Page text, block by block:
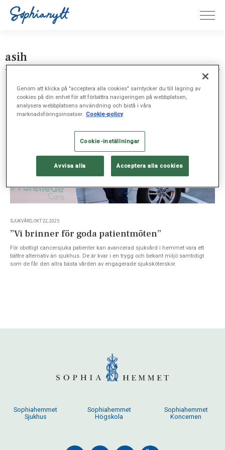
asih
SJUKVÅRD, OKT 22, 2025
”Vi brinner för goda patientmöten”
För obotligt cancersjuka patienter kan avancerad sjukvård i hemmet vara ett
bättre alternativ än sjukhus. De är kvar i en trygg och bekant miljö samtidigt
som de får den allra bästa vården av engagerade sjuksköterskor.
Sophiahemmet
Sjukhus
Sophiahemmet
Högskola
Sophiahemmet
Koncernen
Genom att klicka på "acceptera alla cookies" samtycker du till lagring av
cookies på din enhet för att förbättra navigeringen på webbplatsen,
analysera webbplatsens användning och bistå i våra
marknadsföringsinsatser. Cookie-policy
Cookie-inställningar
Avvisa alla Acceptera alla cookies